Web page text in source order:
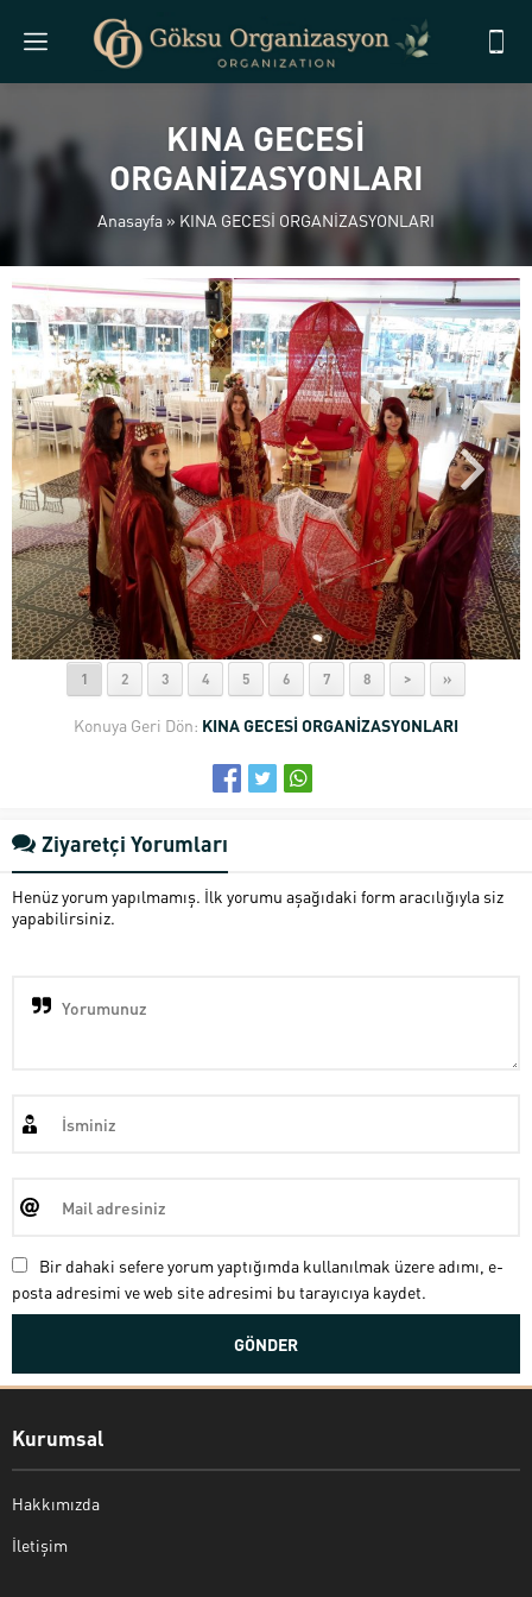
KINA GECESİ
ORGANİZASYONLARI
Anasayfa » KINA GECESİ ORGANİZASYONLARI
1 2 3 4 5 6 7 8 > »
Konuya Geri Dön: KINA GECESİ ORGANİZASYONLARI
Ziyaretçi Yorumları
Henüz yorum yapılmamış. İlk yorumu aşağıdaki form aracılığıyla siz
yapabilirsiniz.
Bir dahaki sefere yorum yaptığımda kullanılmak üzere adımı, e-
posta adresimi ve web site adresimi bu tarayıcıya kaydet.
Kurumsal
Hakkımızda
İletişim